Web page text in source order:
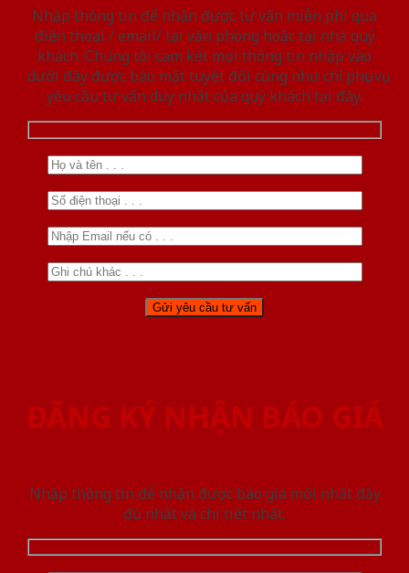
Nhập thông tin để nhận được tư vấn miễn phí qua
điện thoại / email/ tại văn phòng hoặc tại nhà quý
khách. Chúng tôi cam kết mọi thông tin nhập vào
dưới đây được bảo mật tuyệt đối cũng như chỉ phục vụ
yêu cầu tư vấn duy nhất của quý khách tại đây.
ĐĂNG KÝ NHẬN BÁO GIÁ
Nhập thông tin để nhận được báo giá mới nhât đầy
đủ nhất và chi tiết nhất.